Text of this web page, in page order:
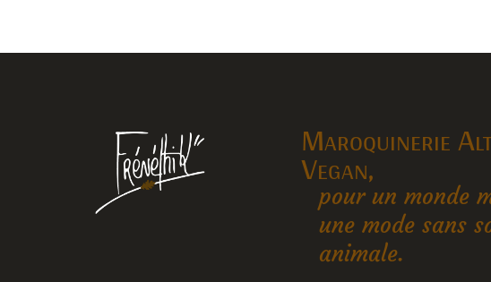
Maroquinerie
Vegan,
pour un monde
une mode sans
animale.